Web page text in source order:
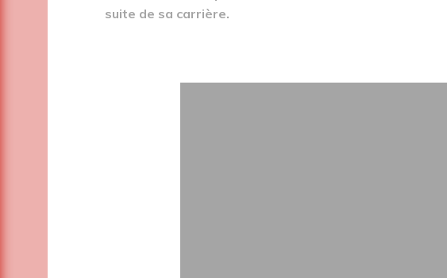
suite de sa carrière.